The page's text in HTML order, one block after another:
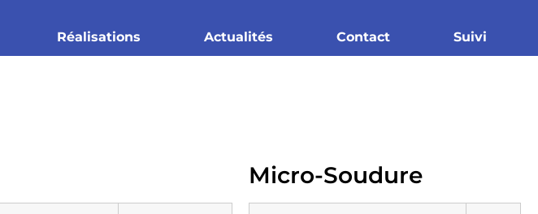
Réalisations Actualités Contact Suivi
Micro-Soudure